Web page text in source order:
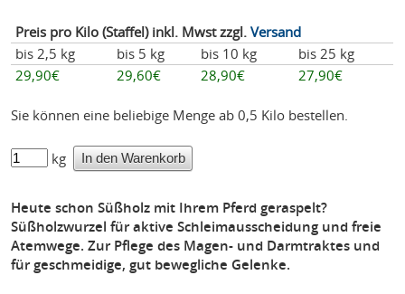
Preis pro Kilo (Staffel) inkl. Mwst zzgl. Versand
bis 2,5 kg
bis 5 kg bis 10 kg
bis 25 kg
29,90€
29,60€ 28,90€ 27,90€
Sie können eine beliebige Menge ab 0,5 Kilo bestellen.
kg
Heute schon Süßholz mit Ihrem Pferd geraspelt?
Süßholzwurzel für aktive Schleimausscheidung und freie
Atemwege. Zur Pflege des Magen- und Darmtraktes und
für geschmeidige, gut bewegliche Gelenke.